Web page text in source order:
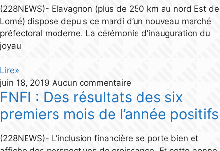
(228NEWS)- Elavagnon (plus de 250 km au nord Est de
Lomé) dispose depuis ce mardi d’un nouveau marché
préfectoral moderne. La cérémonie d’inauguration du
joyau
Lire»
juin 18, 2019 Aucun commentaire
FNFI : Des résultats des six
premiers mois de l’année positifs
(228NEWS)- L’inclusion financière se porte bien et